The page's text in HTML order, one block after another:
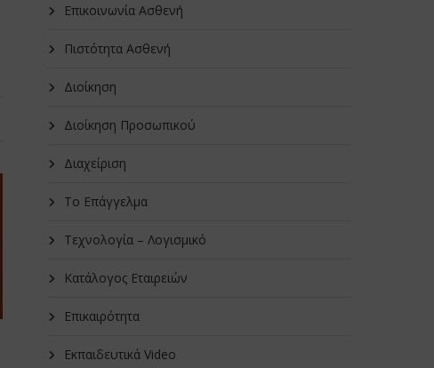
Επικοινωνία Ασθενή
Πιστότητα Ασθενή
Διοίκηση
Διοίκηση Προσωπικού
Διαχείριση
Το Επάγγελμα
Τεχνολογία – Λογισμικό
Κατάλογος Εταιρειών
Επικαιρότητα
Εκπαιδευτικά Video